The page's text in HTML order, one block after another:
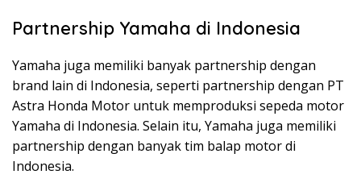
Partnership Yamaha di Indonesia
Yamaha juga memiliki banyak partnership dengan
brand lain di Indonesia, seperti partnership dengan PT
Astra Honda Motor untuk memproduksi sepeda motor
Yamaha di Indonesia. Selain itu, Yamaha juga memiliki
partnership dengan banyak tim balap motor di
Indonesia.